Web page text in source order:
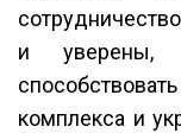
и уверены,
комплекса и